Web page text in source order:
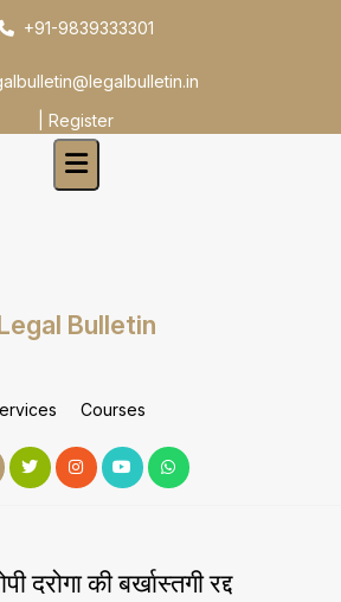
+91-9839333301
Register
Bulletin
Courses
की बर्खास्तगी रद्द